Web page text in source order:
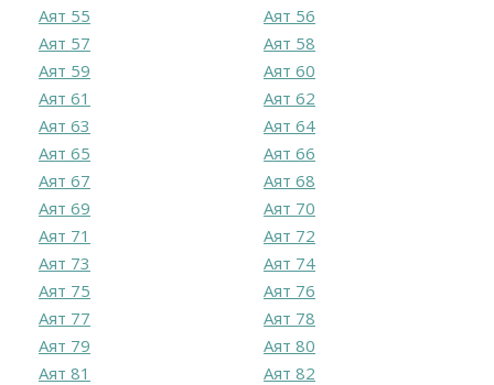
Аят 55
Аят 56
Аят 57
Аят 58
Аят 59
Аят 60
Аят 61
Аят 62
Аят 63
Аят 64
Аят 65
Аят 66
Аят 67
Аят 68
Аят 69
Аят 70
Аят 71
Аят 72
Аят 73
Аят 74
Аят 75
Аят 76
Аят 77
Аят 78
Аят 79
Аят 80
Аят 81
Аят 82